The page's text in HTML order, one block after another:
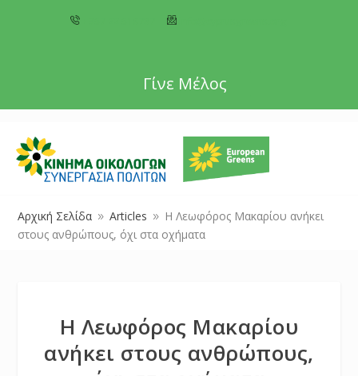
Γίνε Μέλος
Αρχική Σελίδα 9 Articles 9
Η Λεωφόρος Μακαρίου ανήκει
στους ανθρώπους, όχι στα οχήματα
Η Λεωφόρος Μακαρίου
ανήκει στους ανθρώπους,